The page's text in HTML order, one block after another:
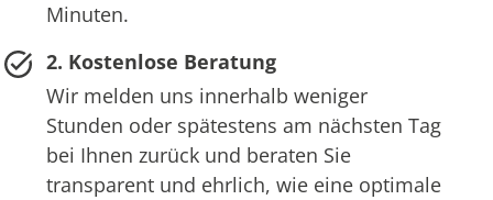
Minuten.
2. Kostenlose Beratung
Wir melden uns innerhalb weniger
Stunden oder spätestens am nächsten Tag
bei Ihnen zurück und beraten Sie
transparent und ehrlich, wie eine optimale